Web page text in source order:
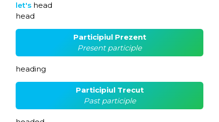
let's head
head
Participiul Prezent
Present participle
heading
Participiul Trecut
Past participle